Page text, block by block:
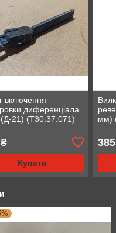
включення
диференціала
21) (Т30.37.071)
Купити
мм)
385